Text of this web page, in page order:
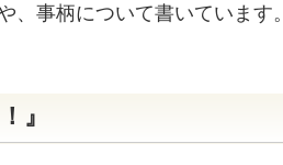
、事柄について書いています。
』